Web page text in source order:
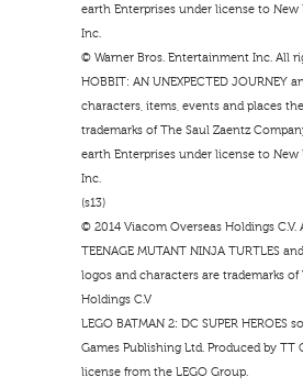
earth Enterprises under license to New
Inc.
© Warner Bros. Entertainment Inc. All
HOBBIT: AN UNEXPECTED JOURNEY
characters, items, events and places
trademarks of The Saul Zaentz
earth Enterprises under license to New
Inc.
(s13)
© 2014 Viacom Overseas Holdings C.V.
TEENAGE MUTANT NINJA TURTLES
logos and characters are trademarks of
Holdings C.V
LEGO BATMAN 2: DC SUPER HEROES
Games Publishing Ltd. Produced by TT
license from the LEGO Group.